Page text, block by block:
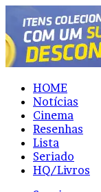
HOME
Notícias
Cinema
Resenhas
Lista
Seriado
HQ/Livros